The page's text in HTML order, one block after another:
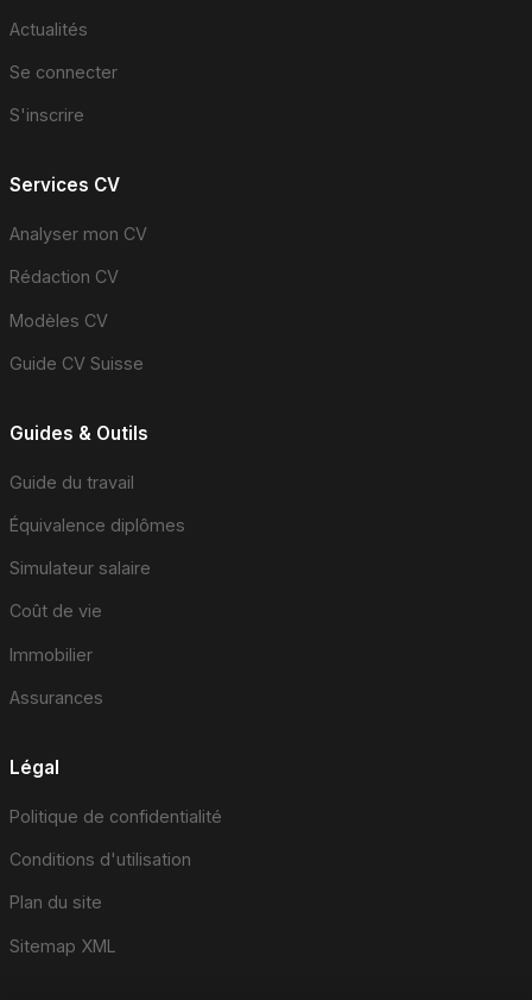
Actualités
Se connecter
S'inscrire
Services CV
Analyser mon CV
Rédaction CV
Modèles CV
Guide CV Suisse
Guides & Outils
Guide du travail
Équivalence diplômes
Simulateur salaire
Coût de vie
Immobilier
Assurances
Légal
Politique de confidentialité
Conditions d'utilisation
Plan du site
Sitemap XML